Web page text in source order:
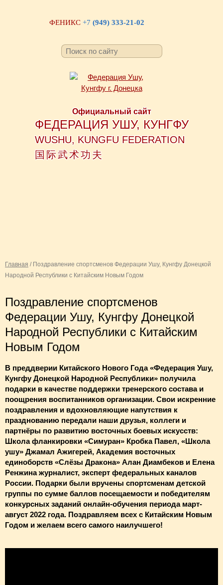
ФЕНИКС +7 (949) 333-21-02
Официальный сайт
ФЕДЕРАЦИЯ УШУ, КУНГФУ
WUSHU, KUNGFU FEDERATION
国际武术功夫
Главная / Поздравление спортсменов Федерации Ушу, Кунгфу Донецкой
Народной Республики с Китайским Новым Годом
Поздравление спортсменов
Федерации Ушу, Кунгфу Донецкой
Народной Республики с Китайским
Новым Годом
В преддверии Китайского Нового Года «Федерация Ушу,
Кунгфу Донецкой Народной Республики» получила
подарки в качестве поддержки тренерского состава и
поощрения воспитанников организации. Свои искренние
поздравления и вдохновляющие напутствия к
празднованию передали наши друзья, коллеги и
партнёры по развитию восточных боевых искусств:
Школа фланкировки «Симуран» Кробка Павел, «Школа
ушу» Джамал Ажигерей, Академия восточных
единоборств «Слёзы Дракона» Алан Диамбеков и Елена
Ренжина журналист, эксперт федеральных каналов
России. Подарки были вручены спортсменам детской
группы по сумме баллов посещаемости и победителям
конкурсных заданий онлайн-обучения периода март-
август 2022 года. Поздравляем всех с Китайским Новым
Годом и желаем всего самого наилучшего!